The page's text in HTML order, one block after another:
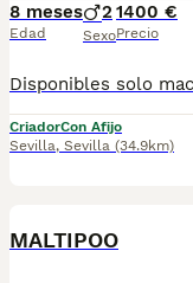
8 meses
Edad
2
Sexo
1400 €
Precio
CriadorCon Afijo
Sevilla, Sevilla (34.9km)
MALTIPOO